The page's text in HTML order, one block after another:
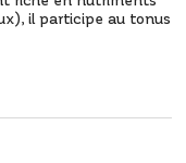
il participe au tonus